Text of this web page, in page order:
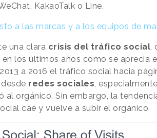
KakaoTalk o Line.
a las marcas y a los equipos de
una clara crisis del tráfico social
los últimos años como se aprecia
a 2016 el tráfico social hacia
redes sociales ,
al orgánico. Sin embargo, la
cae y vuelve a subir el orgánico.